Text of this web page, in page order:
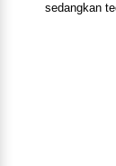
sedangkan